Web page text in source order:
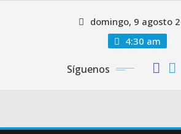
domingo, 9 agosto
4:30 am
Síguenos